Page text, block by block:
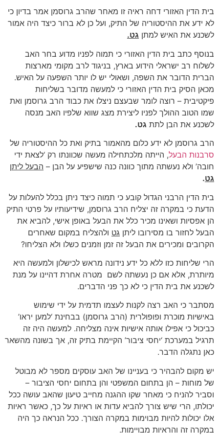
בית הדין האזורי דחה ראיה זו מאחר שהרב גרוסמן אמר בדיון כי
לא ידע את ההיסטוריה של התיק, ועל כן לא ברור כיצד היה אמור
לשכנע את האיש למתן גט.
בנוסף כתב בית הדין האזורי כי תמוה לפניו מדוע בחר האב
לשלוח רב ישראלי הידוע בארץ, בניגוד לרב מקומי מארצות
הברית הדובר את השפה, ושאולי יש לו יותר השפעה על האיש.
מכאן הסיק בית הדין האזורי כי למעשה מדובר בשליחות
פיקטיבית – רוצה לומר שבעצם ניצלו את כבוד הרב גרוסמן ואת
שמו הטוב ההולך לפניו ליצירת מצג שווא שלפיו האב מנסה
לשכנע את הבן לתת גט.
הרב גרוסמן לא ידע כלום מהאמור בתיק ואת כל ההיסטוריה של
סרבנות הבעל, הייתה מלכתחילה מעשה שכוונתו רק ‘לצאת ידי
חובה’ ולא נעשתה מתוך כוונה כנה שישפיע על הבן – הבעל ליתן
גט.
בית הדין הרבני הגדול קובע כי תמוה כיצד ניתן בכלל להעלות על
הדעת כי במקרה זה יצליח הרב גרוסמן, שידיעותיו על פרטי התיק
הן אפסיות ושאינו מכיר כלל את הבעל באופן אישי, להביא את
הבעל לחזור בו מסירובו ליתן גט ולהצליח במקום שאחרים
הקרובים ומכירים את הבעל זה זמן וזמנים כשלו ולא הצליחו?
הרי שליחות כזו ללא כל ידע נידונה מראש לכישלון ולמעשה היא
מיותרת, אלא אם כן נעשתה לשם מטרה אחרת דהיינו על מנת
לשכנע את בית הדין כי לא כך פני הדברים.
מסתבר כי האב רצה לקנות לעצמו תדמית על ידי שימוש
באישיות מוכרת ופופולרית (הרב גרוסמן) בבחינת ‘למען יראו’
כביכול כי אפילו אותה אישיות אינה מצליחה. למעשה היה זה
תרגיל במערכת ‘יחסי ציבור’ הקיימת בתיק זה, אך בשונה מהשאר
כאן נתגלה הדבר.
יש מקום להבהיר כי בעניינו של האב עוסקים מספר לא מבוטל
של מוחות – הן בתחום המשפטי והן בתחום יחסי הציבור –
וסביר להניח כי מאחר שקו ההגנה מחייב טיעון שהאב עושה ככל
יכולתו, הרי שיש צורך להביא עדות או ראיות על כך, כאשר ראיות
אלו יכולות להיות מבוימות במקרה הצורך. ככל הנראה כך היה
במקרה זה והראיות מבויימות.